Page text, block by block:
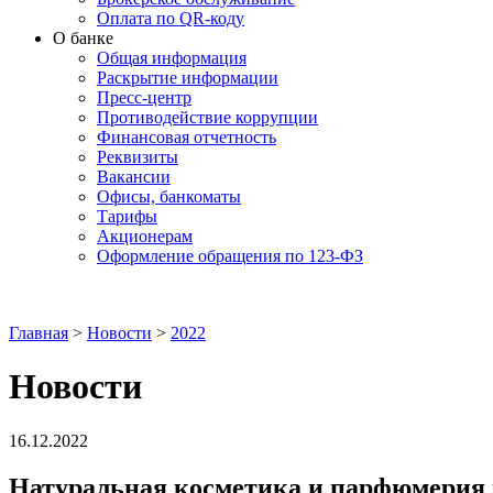
Оплата по QR-коду
О банке
Общая информация
Раскрытие информации
Пресс-центр
Противодействие коррупции
Финансовая отчетность
Реквизиты
Вакансии
Офисы, банкоматы
Тарифы
Акционерам
Оформление обращения по 123-ФЗ
Главная > Новости > 2022
Новости
16.12.2022
Натуральная косметика и